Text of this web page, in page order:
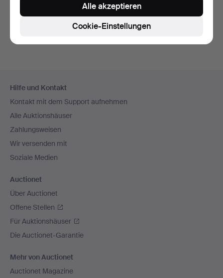
Sie können auch in
Beendete Auktionen aus unserem
Navigation
Hilfe und Kontakt
Kontakt mit dem Support aufnehmen
Alle Auktionshäuser
Zahlungsweisen
Wir versenden mit
Soziale Medien
Auctionet
Über Auctionet
Offene Stellen
Für Auktionshäuser
Die Auctionet-Garantie
Mehr von Auctionet
Auctionet Magazine
Cookie-Einstellungen
Alle akzeptieren